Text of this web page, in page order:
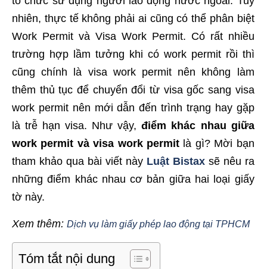
nhiên, thực tế không phải ai cũng có thể phân biệt
Work Permit và Visa Work Permit. Có rất nhiều
trường hợp lầm tưởng khi có work permit rồi thì
cũng chính là visa work permit nên không làm
thêm thủ tục để chuyển đổi từ visa gốc sang visa
work permit nên mới dẫn đến trình trạng hay gặp
là trễ hạn visa. Như vậy,điểm khác nhau giữa
work permit và visa work permit là gì? Mời bạn
tham khảo qua bài viết này Luật Bistaxsẽ nêu ra
những điểm khác nhau cơ bản giữa hai loại giấy
tờ này.
Xem thêm: Dịch vụ làm giấy phép lao động tại TPHCM
Tóm tắt nội dung